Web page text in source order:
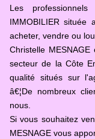
Les
IMMOBILIER située
acheter, vendre ou
Christelle
secteur de la Côte
qualité situés sur
â€¦De nombreux
nous.
Si vous souhaitez
MESNAGE vous